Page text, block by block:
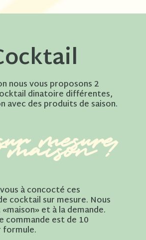
nous vous proposons 2
dinatoire différentes,
avec des produits de saison.
mesure
!
à concocté ces
cocktail sur mesure. Nous
et à la demande.
commande est de 10
formule.